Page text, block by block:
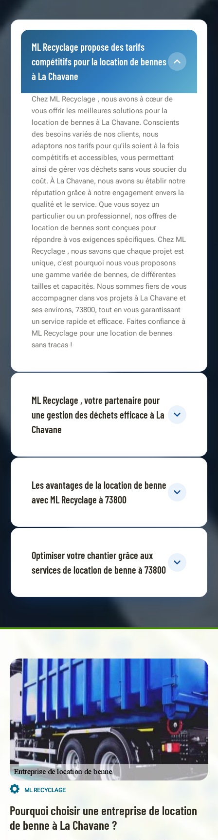
ML Recyclage propose des tarifs
compétitifs pour la location de bennes
à La Chavane
Chez ML Recyclage , nous avons à cœur de
vous offrir les meilleures solutions pour la
location de bennes à La Chavane. Conscients
des besoins variés de nos clients, nous
adaptons nos tarifs pour qu'ils soient à la fois
compétitifs et accessibles, vous permettant
ainsi de gérer vos déchets sans vous soucier du
coût. À La Chavane, nous avons su établir notre
réputation grâce à notre engagement envers la
qualité et le service. Que vous soyez un
particulier ou un professionnel, nos offres de
location de bennes sont conçues pour
répondre à vos exigences spécifiques. Chez ML
Recyclage , nous savons que chaque projet est
unique, c'est pourquoi nous vous proposons
une gamme variée de bennes, de différentes
tailles et capacités. Nous sommes fiers de vous
accompagner dans vos projets à La Chavane et
ses environs, 73800, tout en vous garantissant
un service rapide et efficace. Faites confiance à
ML Recyclage pour une location de bennes
sans tracas !
ML Recyclage , votre partenaire pour
une gestion des déchets efficace à La
Chavane
Les avantages de la location de benne
avec ML Recyclage à 73800
Optimiser votre chantier grâce aux
services de location de benne à 73800
ML RECYCLAGE
Pourquoi choisir une entreprise de location
de benne à La Chavane ?